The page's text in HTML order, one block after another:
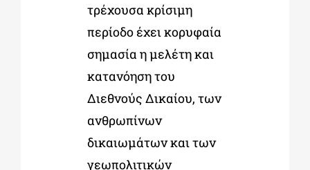
τρέχουσα κρίσιμη
περίοδο έχει κορυφαία
σημασία η μελέτη και
κατανόηση του
Διεθνούς Δικαίου, των
ανθρωπίνων
δικαιωμάτων και των
γεωπολιτικών